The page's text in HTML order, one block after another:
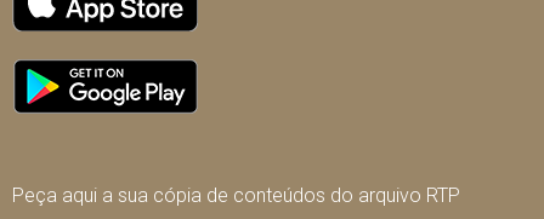
Peça aqui a sua cópia de conteúdos do arquivo RTP